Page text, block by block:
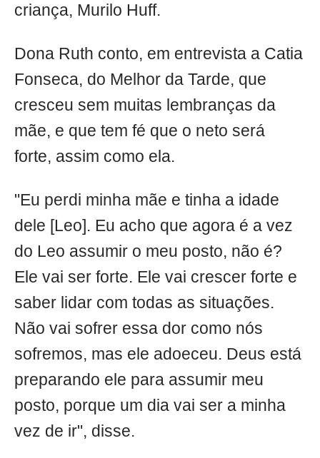
criança, Murilo Huff.
Dona Ruth conto, em entrevista a Catia
Fonseca, do Melhor da Tarde, que
cresceu sem muitas lembranças da
mãe, e que tem fé que o neto será
forte, assim como ela.
"Eu perdi minha mãe e tinha a idade
dele [Leo]. Eu acho que agora é a vez
do Leo assumir o meu posto, não é?
Ele vai ser forte. Ele vai crescer forte e
saber lidar com todas as situações.
Não vai sofrer essa dor como nós
sofremos, mas ele adoeceu. Deus está
preparando ele para assumir meu
posto, porque um dia vai ser a minha
vez de ir", disse.